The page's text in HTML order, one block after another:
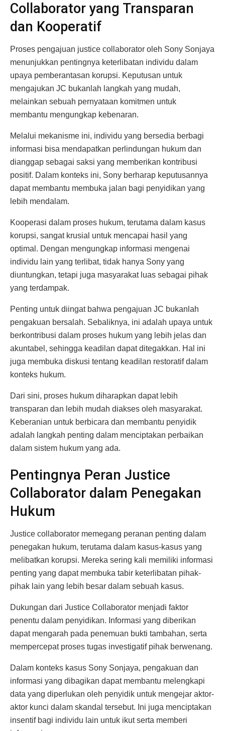
Collaborator yang Transparan
dan Kooperatif
Proses pengajuan justice collaborator oleh Sony Sonjaya
menunjukkan pentingnya keterlibatan individu dalam
upaya pemberantasan korupsi. Keputusan untuk
mengajukan JC bukanlah langkah yang mudah,
melainkan sebuah pernyataan komitmen untuk
membantu mengungkap kebenaran.
Melalui mekanisme ini, individu yang bersedia berbagi
informasi bisa mendapatkan perlindungan hukum dan
dianggap sebagai saksi yang memberikan kontribusi
positif. Dalam konteks ini, Sony berharap keputusannya
dapat membantu membuka jalan bagi penyidikan yang
lebih mendalam.
Kooperasi dalam proses hukum, terutama dalam kasus
korupsi, sangat krusial untuk mencapai hasil yang
optimal. Dengan mengungkap informasi mengenai
individu lain yang terlibat, tidak hanya Sony yang
diuntungkan, tetapi juga masyarakat luas sebagai pihak
yang terdampak.
Penting untuk diingat bahwa pengajuan JC bukanlah
pengakuan bersalah. Sebaliknya, ini adalah upaya untuk
berkontribusi dalam proses hukum yang lebih jelas dan
akuntabel, sehingga keadilan dapat ditegakkan. Hal ini
juga membuka diskusi tentang keadilan restoratif dalam
konteks hukum.
Dari sini, proses hukum diharapkan dapat lebih
transparan dan lebih mudah diakses oleh masyarakat.
Keberanian untuk berbicara dan membantu penyidik
adalah langkah penting dalam menciptakan perbaikan
dalam sistem hukum yang ada.
Pentingnya Peran Justice
Collaborator dalam Penegakan
Hukum
Justice collaborator memegang peranan penting dalam
penegakan hukum, terutama dalam kasus-kasus yang
melibatkan korupsi. Mereka sering kali memiliki informasi
penting yang dapat membuka tabir keterlibatan pihak-
pihak lain yang lebih besar dalam sebuah kasus.
Dukungan dari Justice Collaborator menjadi faktor
penentu dalam penyidikan. Informasi yang diberikan
dapat mengarah pada penemuan bukti tambahan, serta
mempercepat proses tugas investigatif pihak berwenang.
Dalam konteks kasus Sony Sonjaya, pengakuan dan
informasi yang dibagikan dapat membantu melengkapi
data yang diperlukan oleh penyidik untuk mengejar aktor-
aktor kunci dalam skandal tersebut. Ini juga menciptakan
insentif bagi individu lain untuk ikut serta memberi